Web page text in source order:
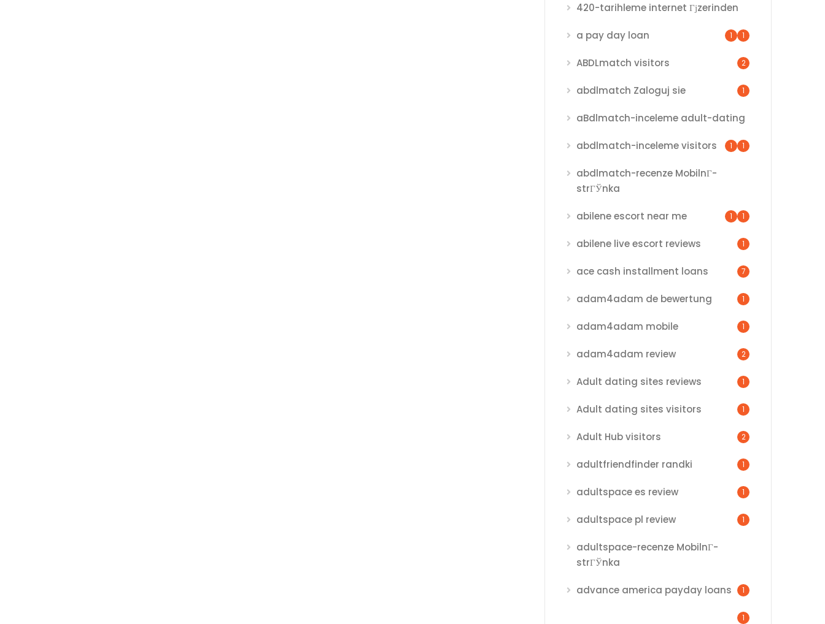
420-tarihleme internet Гјzerinden
1
a pay day loan 1
ABDLmatch visitors 2
abdlmatch Zaloguj sie 1
aBdlmatch-inceleme adult-dating
1
abdlmatch-inceleme visitors 1
abdlmatch-recenze MobilnГ­
strГЎnka
1
abilene escort near me 1
abilene live escort reviews 1
ace cash installment loans 7
adam4adam de bewertung 1
adam4adam mobile 1
adam4adam review 2
Adult dating sites reviews 1
Adult dating sites visitors 1
Adult Hub visitors 2
adultfriendfinder randki 1
adultspace es review 1
adultspace pl review 1
adultspace-recenze MobilnГ­
strГЎnka
1
advance america payday loans
1